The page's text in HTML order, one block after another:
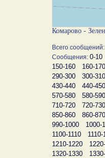
Комарово -
Всего сообщений:
Сообщения: 0-10
150-160
160-170
290-300
300-310
430-440
440-450
570-580
580-590
710-720
720-730
850-860
860-870
990-1000
1000-
1100-1110
1110-
1210-1220
1320-1330